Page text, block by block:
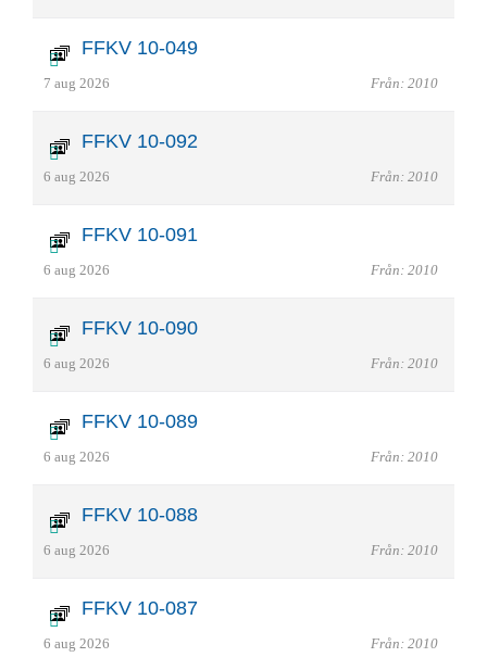
FFKV 10-049
7 aug 2026 Från: 2010
FFKV 10-092
6 aug 2026 Från: 2010
FFKV 10-091
6 aug 2026 Från: 2010
FFKV 10-090
6 aug 2026 Från: 2010
FFKV 10-089
6 aug 2026 Från: 2010
FFKV 10-088
6 aug 2026 Från: 2010
FFKV 10-087
6 aug 2026 Från: 2010